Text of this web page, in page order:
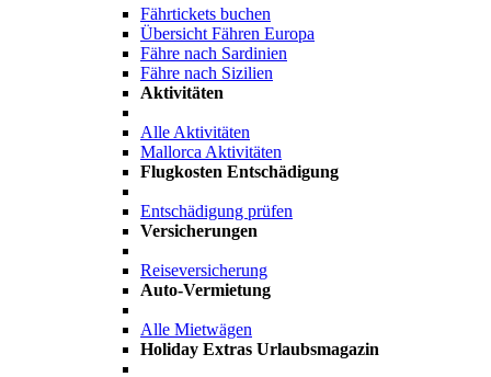
Fährtickets buchen
Übersicht Fähren Europa
Fähre nach Sardinien
Fähre nach Sizilien
Aktivitäten
Alle Aktivitäten
Mallorca Aktivitäten
Flugkosten Entschädigung
Entschädigung prüfen
Versicherungen
Reiseversicherung
Auto-Vermietung
Alle Mietwägen
Holiday Extras Urlaubsmagazin